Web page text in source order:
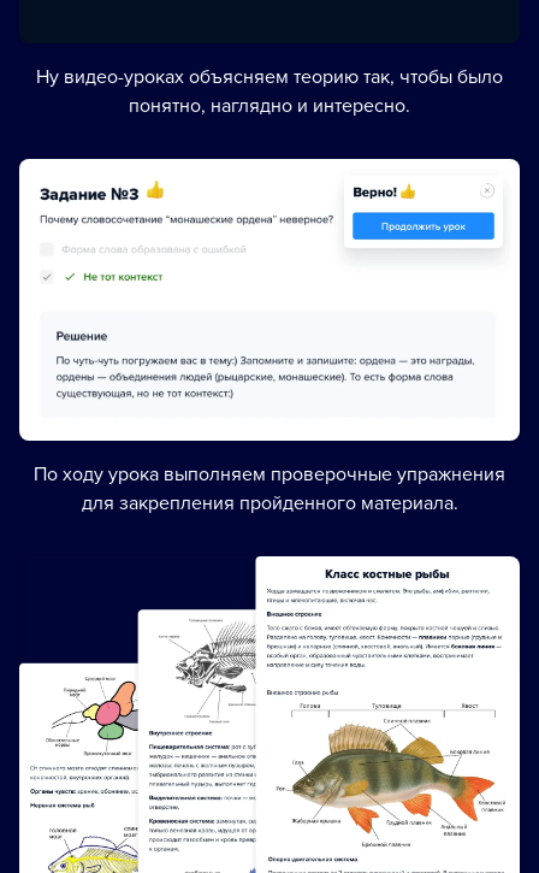
Ну видео-уроках объясняем теорию так, чтобы было
понятно, наглядно и интересно.
По ходу урока выполняем проверочные упражнения
для закрепления пройденного материала.